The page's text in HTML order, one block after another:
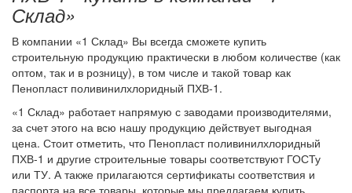
Склад»
В компании «1 Склад» Вы всегда сможете купить
строительную продукцию практически в любом количестве (как
оптом, так и в розницу), в том числе и такой товар как
Пенопласт поливинилхлоридный ПХВ-1.
«1 Склад» работает напрямую с заводами производителями,
за счет этого на всю нашу продукцию действует выгодная
цена. Стоит отметить, что Пенопласт поливинилхлоридный
ПХВ-1 и другие строительные товары соответствуют ГОСТу
или ТУ. А также прилагаются сертификаты соответствия и
паспорта на все товары, которые мы предлагаем купить.